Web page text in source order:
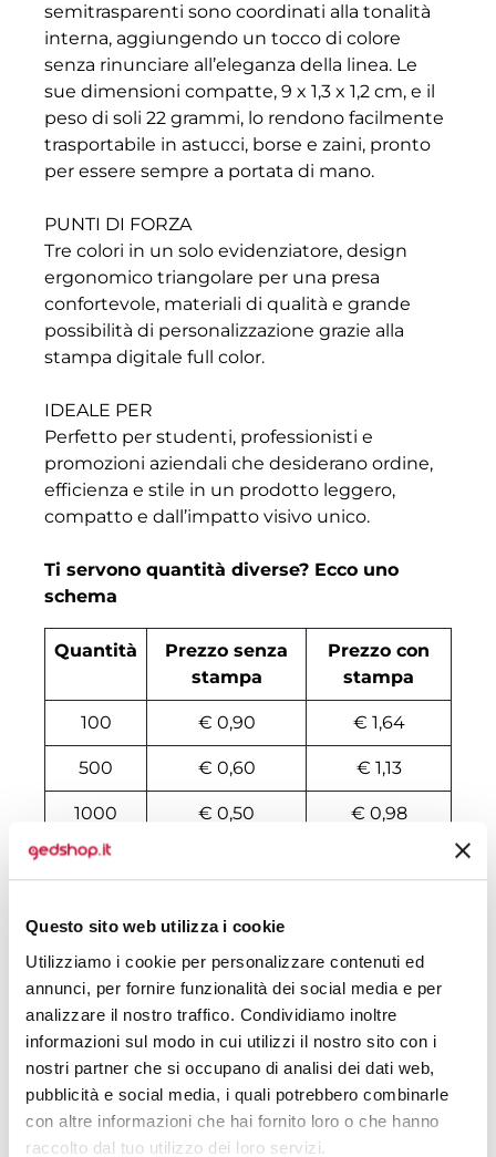
Questo sito web utilizza i cookie
Utilizziamo i cookie per personalizzare contenuti ed
annunci, per fornire funzionalità dei social media e per
analizzare il nostro traffico. Condividiamo inoltre
informazioni sul modo in cui utilizzi il nostro sito con i
nostri partner che si occupano di analisi dei dati web,
pubblicità e social media, i quali potrebbero combinarle
con altre informazioni che hai fornito loro o che hanno
raccolto dal tuo utilizzo dei loro servizi.
semitrasparenti sono coordinati alla tonalità
interna, aggiungendo un tocco di colore
senza rinunciare all’eleganza della linea. Le
sue dimensioni compatte, 9 x 1,3 x 1,2 cm, e il
peso di soli 22 grammi, lo rendono facilmente
trasportabile in astucci, borse e zaini, pronto
per essere sempre a portata di mano.
PUNTI DI FORZA
Tre colori in un solo evidenziatore, design
ergonomico triangolare per una presa
confortevole, materiali di qualità e grande
possibilità di personalizzazione grazie alla
stampa digitale full color.
IDEALE PER
Perfetto per studenti, professionisti e
promozioni aziendali che desiderano ordine,
efficienza e stile in un prodotto leggero,
compatto e dall’impatto visivo unico.
Ti servono quantità diverse? Ecco uno
schema
Quantità
Prezzo senza
stampa
Prezzo con
stampa
100 € 0,90 € 1,64
500 € 0,60 € 1,13
1000 € 0,50 € 0,98
2000
5000 € 0,43 € 0,69
6000 € 0,41 € 0,67
7000 € 0,41 € 0,65
8000 € 0,41 € 0,64